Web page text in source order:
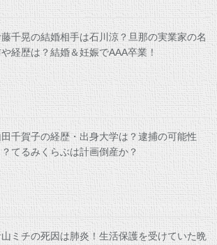
千晃の結婚相手は石川涼？旦那の実業家の名
経歴は？結婚＆妊娠でAAA卒業！
田千賀子の経歴・出身大学は？逮捕の可能性
？てるみくらぶは計画倒産か？
ミチの死因は肺炎！生活保護を受けていた晩